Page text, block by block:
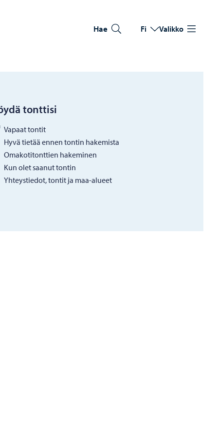
Hae Vaihda kieltä
Nykyinen kieli: Suomi
Fi Valikko
tonttisi
Vapaat tontit
Hyvä tietää ennen tontin hakemista
Omakotitonttien hakeminen
Kun olet saanut tontin
Yhteystiedot, tontit ja maa-alueet